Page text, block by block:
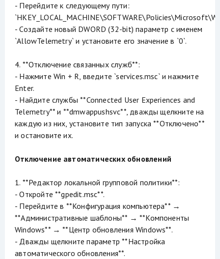
- Перейдите к следующему пути:
- Создайте новый DWORD (32-bit) параметр с именем
`AllowTelemetry` и установите его значение в `0`.
4. **Отключение связанных служб**:
- Нажмите Win + R, введите `services.msc` и нажмите
Enter.
- Найдите службы **Connected User Experiences and
Telemetry** и **dmwappushsvc**, дважды щелкните на
каждую из них, установите тип запуска **Отключено**
и остановите их.
Отключение автоматических обновлений
1. **Редактор локальной групповой политики**:
- Откройте **gpedit.msc**.
- Перейдите в **Конфигурация компьютера** →
**Административные шаблоны** → **Компоненты
Windows** → **Центр обновления Windows**.
- Дважды щелкните параметр **Настройка
автоматического обновления**.